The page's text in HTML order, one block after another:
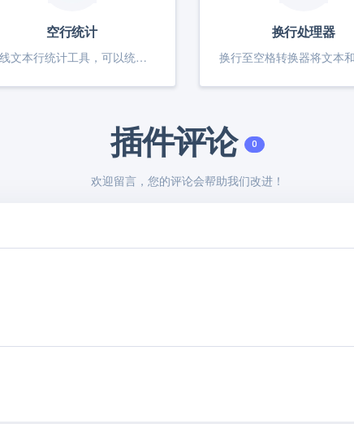
空行统计
在线文本行统计工具，可以统计文本列表中的总行数，非空行数以及空白行数，空白行包含只有空格或制表符等不可见字符的行。
换行处理器
插件评论 0
欢迎留言，您的评论会帮助我们改进！